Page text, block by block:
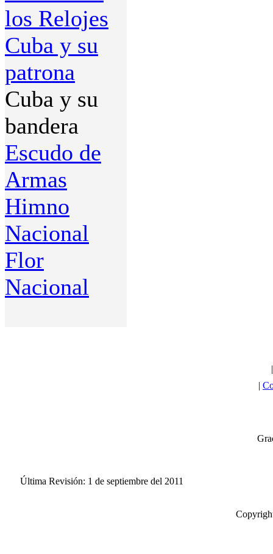
los Relojes
Cuba y su
patrona
Cuba y su
bandera
Escudo de
Armas
Himno
Nacional
Flor
Nacional
|
Última Revisión: 1 de septiembre del 2011